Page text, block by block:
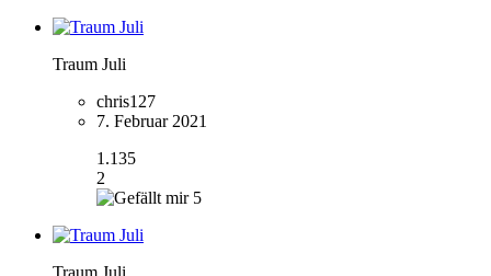
Traum Juli
chris127
7. Februar 2021
1.135
2
5
Traum Juli